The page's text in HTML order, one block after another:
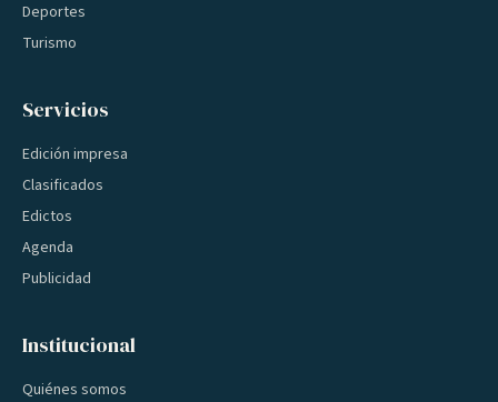
Deportes
Turismo
Servicios
Edición impresa
Clasificados
Edictos
Agenda
Publicidad
Institucional
Quiénes somos